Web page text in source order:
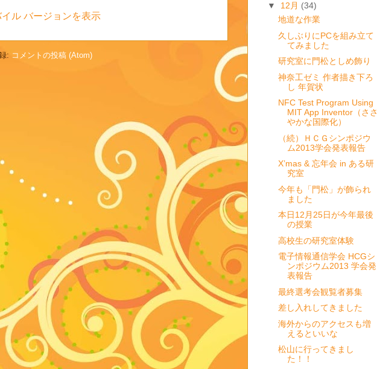
ル バージョンを表示
: コメントの投稿 (Atom)
▼ 12月 (34)
地道な作業
久しぶりにPCを組み立て
てみました
研究室に門松としめ飾り
神奈工ゼミ 作者描き下ろ
し 年賀状
NFC Test Program Using
MIT App Inventor（ささ
やかな国際化）
（続）ＨＣＧシンポジウ
ム2013学会発表報告
X’mas & 忘年会 in ある研
究室
今年も「門松」が飾られ
ました
本日12月25日が今年最後
の授業
高校生の研究室体験
電子情報通信学会 HCGシ
ンポジウム2013 学会発
表報告
最終選考会観覧者募集
差し入れしてきました
海外からのアクセスも増
えるといいな
松山に行ってきまし
た！！